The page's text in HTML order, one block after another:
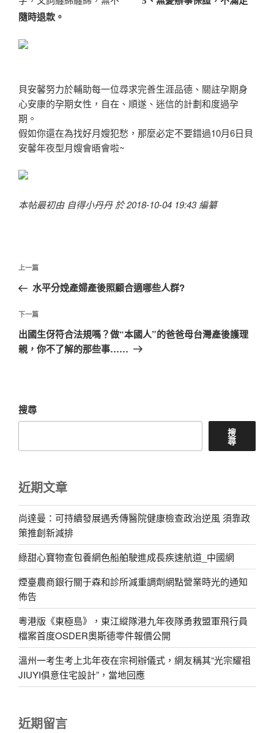
隨時退款。
貝安馨努力於輔助每一位尋求完善生涯品德、 關註孕期身
心安康的孕期女性， 自在、順遂、迷信的計劃和度過孕
期。
假如你還在為找好月嫂犯愁， 那麼必定不要錯過10月6日貝
安馨年夜型月嫂會晤會啦~
本帖最初由 自得小丹丹 於 2018-10-04 19:43 編纂
文
導
覽
上
一
文
章
上一篇
水平分娩產婦產後照顧合適哪些人群?
下
一
篇
下一篇
出國生伢符合法規嗎？做“本國人”的爸爸母台灣產後護理
親，你不了解的那些事……
搜尋
搜
尋
近期文章
尚達曼：可持續發展遇秀傳醫院健康檢查政治逆風 須靠政
策推創新減排
綠甜心寶物查包養網色船舶駛進成長疾速航道_中國網
煙臺農商銀行關于森和診所減重調劑網點營業時光的通知
佈告
粵港版《東極島》，東江縱隊港九年夜隊勇救盟軍飛行員
檔案首度OSDER奧斯德零件報價公開
溫州一考生考上北年夜在宗祠辦儀式，網友稱其“光宗耀祖
JIUYI俱意住宅設計”，當地回應
近期留言